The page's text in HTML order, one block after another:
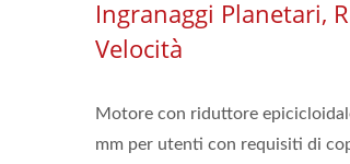
Ingranaggi Planetari,
Velocità
Motore con riduttore
mm per utenti con requisiti di